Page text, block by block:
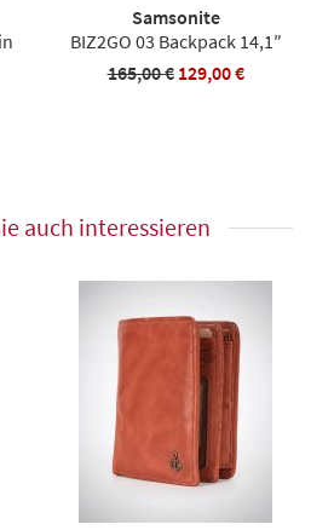
Samsonite
BIZ2GO 03 Backpack 14,1″
165,00 € 129,00 €
auch interessieren